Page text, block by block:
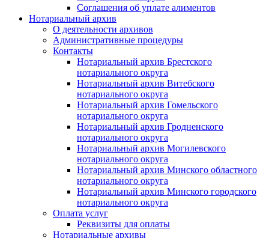
Соглашения об уплате алиментов
Нотариальный архив
О деятельности архивов
Административные процедуры
Контакты
Нотариальный архив Брестского
нотариального округа
Нотариальный архив Витебского
нотариального округа
Нотариальный архив Гомельского
нотариального округа
Нотариальный архив Гродненского
нотариального округа
Нотариальный архив Могилевского
нотариального округа
Нотариальный архив Минского областного
нотариального округа
Нотариальный архив Минского городского
нотариального округа
Оплата услуг
Реквизиты для оплаты
Нотариальные архивы